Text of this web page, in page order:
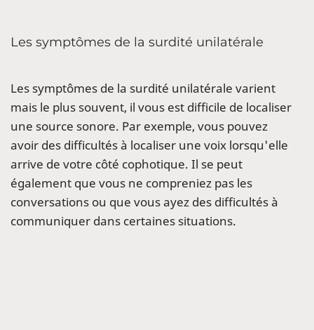
Les symptômes de la surdité unilatérale
Les symptômes de la surdité unilatérale varient
mais le plus souvent, il vous est difficile de localiser
une source sonore. Par exemple, vous pouvez
avoir des difficultés à localiser une voix lorsqu'elle
arrive de votre côté cophotique. Il se peut
également que vous ne compreniez pas les
conversations ou que vous ayez des difficultés à
communiquer dans certaines situations.